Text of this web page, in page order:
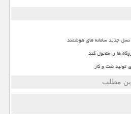
نسل جدید سامانه های هوشمند
ها را متحول کند
تولید نفت و گاز
این مطلب